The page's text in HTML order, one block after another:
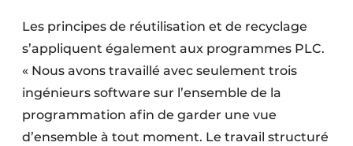
Les principes de réutilisation et de recyclage
s’appliquent également aux programmes PLC.
« Nous avons travaillé avec seulement trois
ingénieurs software sur l’ensemble de la
programmation afin de garder une vue
d’ensemble à tout moment. Le travail structuré